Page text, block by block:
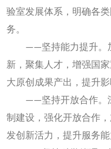
验室发展体系，明确各
务。
——坚持能力提升。加
新，聚集人才，增强国
大原创成果产出，提升影
——坚持开放合作。深
制建设，强化开放合作
发创新活力，提升服务能